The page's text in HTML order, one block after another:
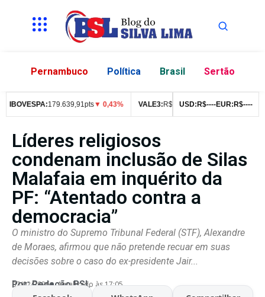
Pernambuco Política Brasil Sertão
179.639,91pts▼ 0,43% VALE3:R$76,99 ▼ 2,49% ITUB4:R$
USD: R$----EUR: R$----
Líderes religiosos
condenam inclusão de Silas
Malafaia em inquérito da
PF: “Atentado contra a
democracia”
O ministro do Supremo Tribunal Federal (STF), Alexandre
de Moraes, afirmou que não pretende recuar em suas
decisões sobre o caso do ex-presidente Jair...
Por:Redação BSL
07/02/2026 Atualizado às 17:05